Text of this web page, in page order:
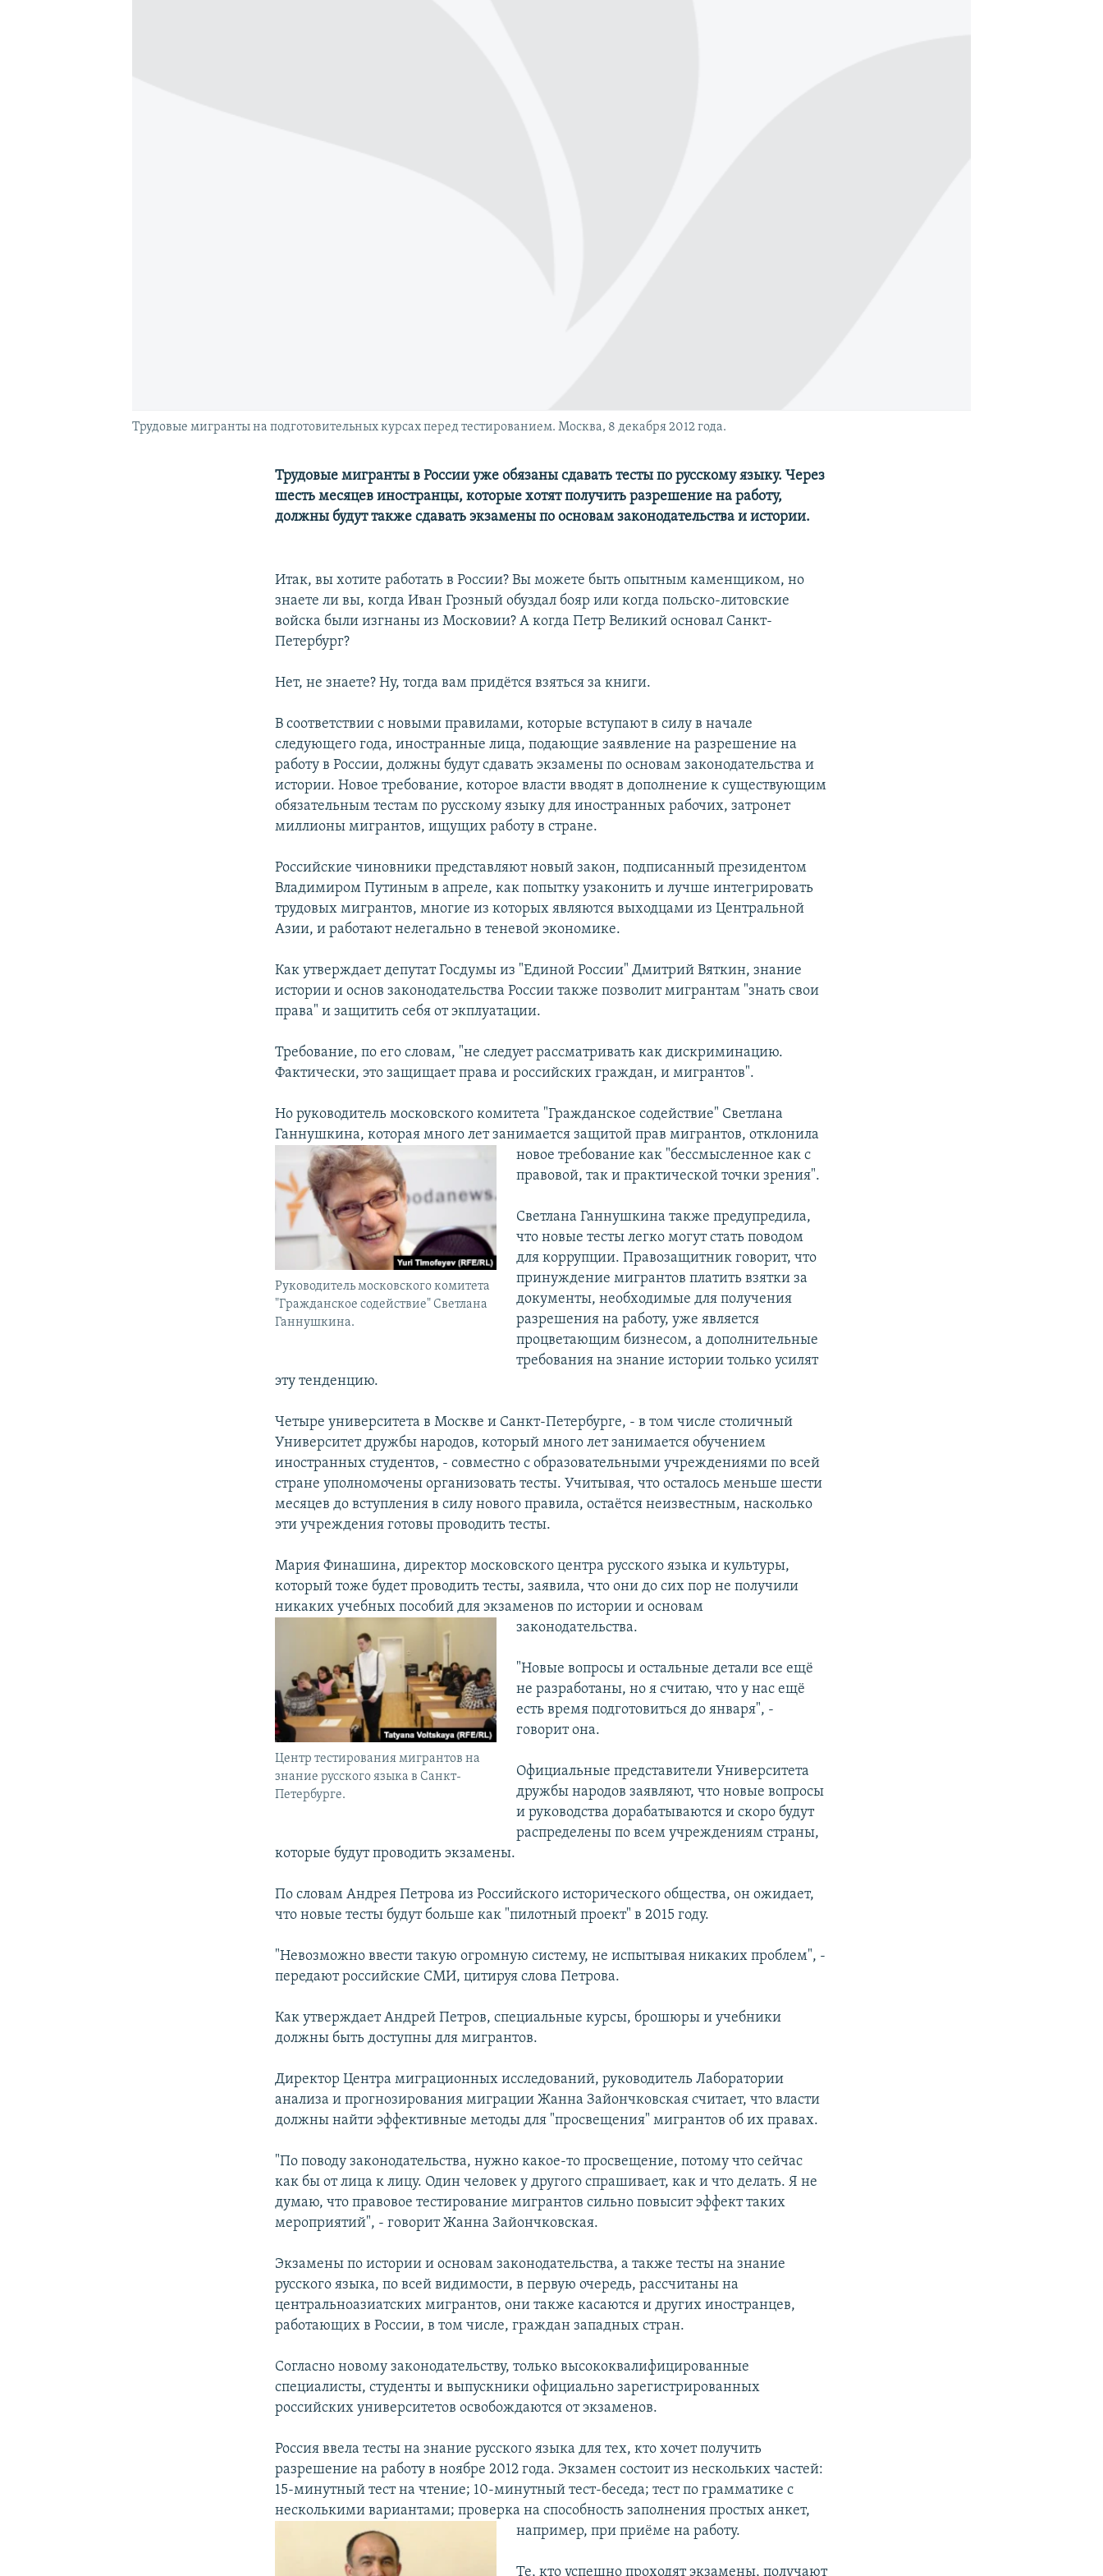
Трудовые мигранты на подготовительных курсах перед тестированием. Москва, 8 декабря 2012 года.
Трудовые мигранты в России уже обязаны сдавать тесты по русскому языку. Через
шесть месяцев иностранцы, которые хотят получить разрешение на работу,
должны будут также сдавать экзамены по основам законодательства и истории.
Итак, вы хотите работать в России? Вы можете быть опытным каменщиком, но
знаете ли вы, когда Иван Грозный обуздал бояр или когда польско-литовские
войска были изгнаны из Московии? А когда Петр Великий основал Санкт-
Петербург?
Нет, не знаете? Ну, тогда вам придётся взяться за книги.
В соответствии с новыми правилами, которые вступают в силу в начале
следующего года, иностранные лица, подающие заявление на разрешение на
работу в России, должны будут сдавать экзамены по основам законодательства и
истории. Новое требование, которое власти вводят в дополнение к существующим
обязательным тестам по русскому языку для иностранных рабочих, затронет
миллионы мигрантов, ищущих работу в стране.
Российские чиновники представляют новый закон, подписанный президентом
Владимиром Путиным в апреле, как попытку узаконить и лучше интегрировать
трудовых мигрантов, многие из которых являются выходцами из Центральной
Азии, и работают нелегально в теневой экономике.
Как утверждает депутат Госдумы из "Единой России" Дмитрий Вяткин, знание
истории и основ законодательства России также позволит мигрантам "знать свои
права" и защитить себя от экплуатации.
Требование, по его словам, "не следует рассматривать как дискриминацию.
Фактически, это защищает права и российских граждан, и мигрантов".
Но руководитель московского комитета "Гражданское содействие" Светлана
Ганнушкина, которая много лет занимается защитой прав мигрантов, отклонила
Руководитель московского комитета
"Гражданское содействие" Светлана
Ганнушкина.
новое требование как "бессмысленное как с
правовой, так и практической точки зрения".
Светлана Ганнушкина также предупредила,
что новые тесты легко могут стать поводом
для коррупции. Правозащитник говорит, что
принуждение мигрантов платить взятки за
документы, необходимые для получения
разрешения на работу, уже является
процветающим бизнесом, а дополнительные
требования на знание истории только усилят
эту тенденцию.
Четыре университета в Москве и Санкт-Петербурге, - в том числе столичный
Университет дружбы народов, который много лет занимается обучением
иностранных студентов, - совместно с образовательными учреждениями по всей
стране уполномочены организовать тесты. Учитывая, что осталось меньше шести
месяцев до вступления в силу нового правила, остаётся неизвестным, насколько
эти учреждения готовы проводить тесты.
Мария Финашина, директор московского центра русского языка и культуры,
который тоже будет проводить тесты, заявила, что они до сих пор не получили
никаких учебных пособий для экзаменов по истории и основам
Центр тестирования мигрантов на
знание русского языка в Санкт-
Петербурге.
законодательства.
"Новые вопросы и остальные детали все ещё
не разработаны, но я считаю, что у нас ещё
есть время подготовиться до января", -
говорит она.
Официальные представители Университета
дружбы народов заявляют, что новые вопросы
и руководства дорабатываются и скоро будут
распределены по всем учреждениям страны,
которые будут проводить экзамены.
По словам Андрея Петрова из Российского исторического общества, он ожидает,
что новые тесты будут больше как "пилотный проект" в 2015 году.
"Невозможно ввести такую огромную систему, не испытывая никаких проблем", -
передают российские СМИ, цитируя слова Петрова.
Как утверждает Андрей Петров, специальные курсы, брошюры и учебники
должны быть доступны для мигрантов.
Директор Центра миграционных исследований, руководитель Лаборатории
анализа и прогнозирования миграции Жанна Зайончковская считает, что власти
должны найти эффективные методы для "просвещения" мигрантов об их правах.
"По поводу законодательства, нужно какое-то просвещение, потому что сейчас
как бы от лица к лицу. Один человек у другого спрашивает, как и что делать. Я не
думаю, что правовое тестирование мигрантов сильно повысит эффект таких
мероприятий", - говорит Жанна Зайончковская.
Экзамены по истории и основам законодательства, а также тесты на знание
русского языка, по всей видимости, в первую очередь, рассчитаны на
центральноазиатских мигрантов, они также касаются и других иностранцев,
работающих в России, в том числе, граждан западных стран.
Согласно новому законодательству, только высококвалифицированные
специалисты, студенты и выпускники официально зарегистрированных
российских университетов освобождаются от экзаменов.
Россия ввела тесты на знание русского языка для тех, кто хочет получить
разрешение на работу в ноябре 2012 года. Экзамен состоит из нескольких частей:
15-минутный тест на чтение; 10-минутный тест-беседа; тест по грамматике с
несколькими вариантами; проверка на способность заполненияпростых анкет,
например, при приёме на работу.
Те, кто успешно проходят экзамены, получают